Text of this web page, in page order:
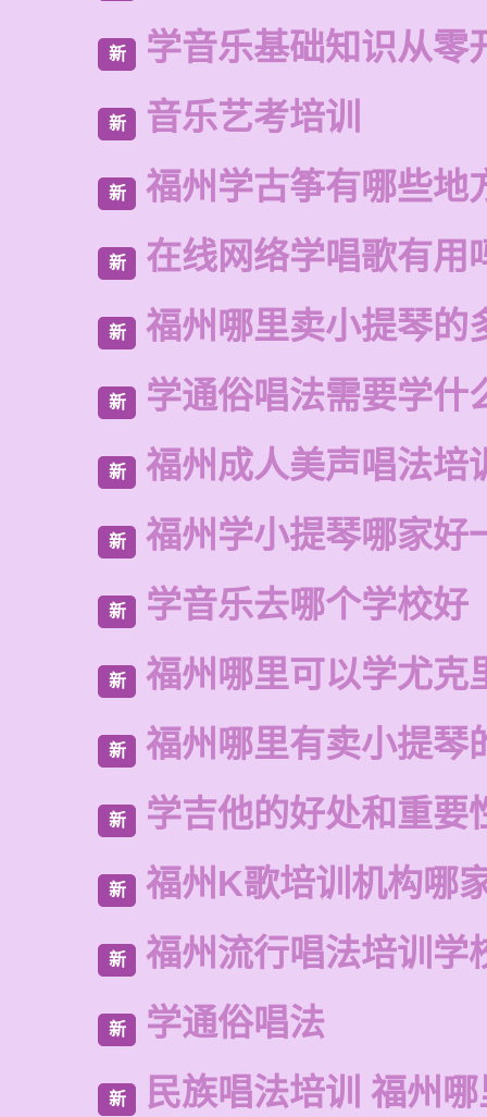
新 学音乐基础知识从零
新 音乐艺考培训
新 福州学古筝有哪些地
新 在线网络学唱歌有用
新 福州哪里卖小提琴的
新 学通俗唱法需要学什
新 福州成人美声唱法培
新 福州学小提琴哪家好
新 学音乐去哪个学校好
新 福州哪里可以学尤克
新 福州哪里有卖小提琴
新 学吉他的好处和重要
新 福州K歌培训机构哪
新 福州流行唱法培训学
新 学通俗唱法
新 民族唱法培训 福州